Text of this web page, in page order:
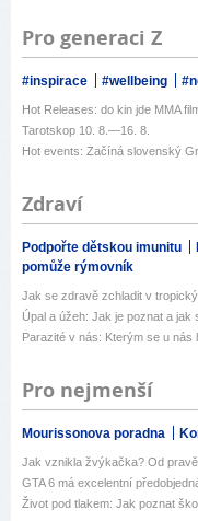
Pro generaci Z
#inspirace #wellbeing
Hot Releases: do kin jde MMA
Tarotskop 10. 8.—16. 8.
Hot events: Začíná slovenský
Zdraví
Podpořte dětskou imunitu
pomůže rýmovník
Jak se zdravě zchladit v
Úpal a úžeh: Jak je poznat a
Parazité v nás: Kterým se u nás
Pro nejmenší
Mourissonova poradna
Jak vznikla žvýkačka? Od
GTA 6 má excelentní
Život pod tlakem: Jak poznat